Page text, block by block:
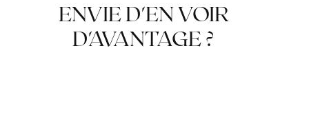
ENVIE D'EN VOIR
D'AVANTAGE ?